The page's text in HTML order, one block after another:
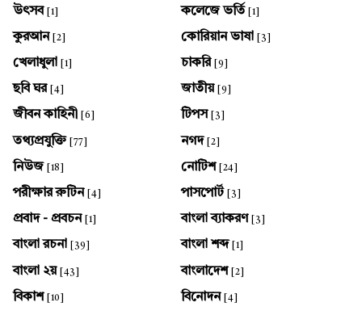
উৎসব [1] কলেজে ভর্তি [1]
কুরআন [2] কোরিয়ান ভাষা [3]
খেলাধুলা [1] চাকরি [9]
ছবি ঘর [4] জাতীয় [9]
জীবন কাহিনী [6] টিপস [3]
তথ্যপ্রযুক্তি [77] নগদ [2]
নিউজ [18] নোটিশ [24]
পরীক্ষার রুটিন [4] পাসপোর্ট [3]
প্রবাদ - প্রবচন [1] বাংলা ব্যাকরণ [3]
বাংলা রচনা [39] বাংলা শব্দ [1]
বাংলা ২য় [43] বাংলাদেশ [2]
বিকাশ [10] বিনোদন [4]